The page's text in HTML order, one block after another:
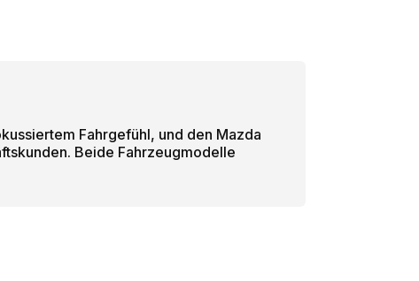
Fahrgefühl, und den Mazda
Beide Fahrzeugmodelle